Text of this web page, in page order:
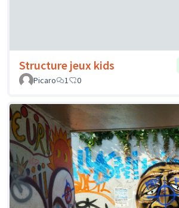
Structure jeux kids
Picaro
1 0